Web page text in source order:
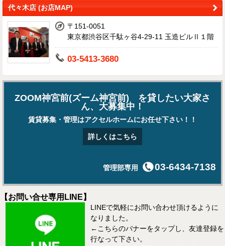
代々木店 (お店MAP)
〒151-0051
東京都渋谷区千駄ヶ谷4-29-11 玉造ビルⅡ１階
03-5413-3680
ZOOM神宮前(ズーム神宮前) を貸したい大家さ
ん、大募集中！
賃貸募集・管理はアクセルホームにお任せ下さい！！
詳しくはこちら
管理部専用 03-6434-7138
【お問い合せ専用LINE】
LINEで気軽にお問い合わせ頂けるように
なりました。
←こちらのバナーをタップし、友達登録を
行なって下さい。